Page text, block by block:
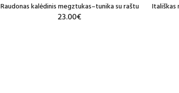
Raudonas kalėdinis megztukas–tunika su raštu
23.00€
Itališkas